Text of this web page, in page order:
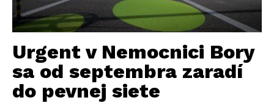
Urgent v Nemocnici Bory
sa od septembra zaradí
do pevnej siete